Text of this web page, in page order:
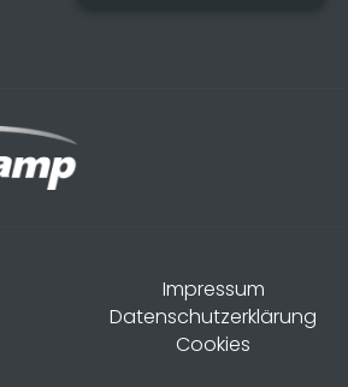
Impressum
Datenschutzerklärung
Cookies